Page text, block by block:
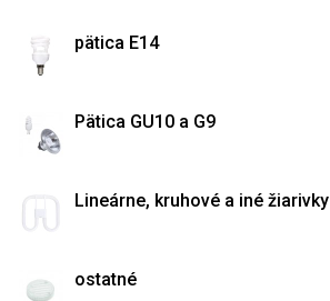
pätica E14
Pätica GU10 a G9
Lineárne, kruhové a iné žiarivky
ostatné